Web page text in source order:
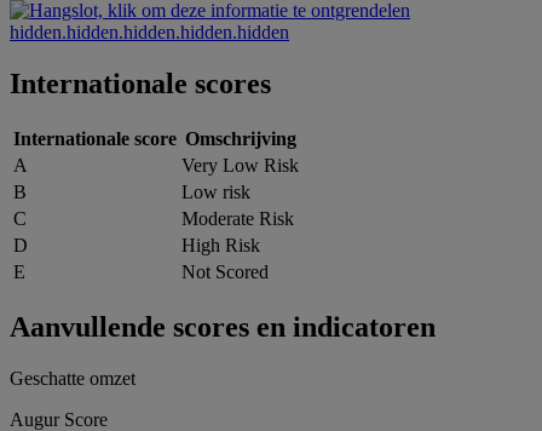
hidden.hidden.hidden.hidden.hidden
Internationale scores
Internationale score Omschrijving
A
Very Low Risk
B
Low risk
C
Moderate Risk
D
High Risk
E
Not Scored
Aanvullende scores en indicatoren
Geschatte omzet
Augur Score